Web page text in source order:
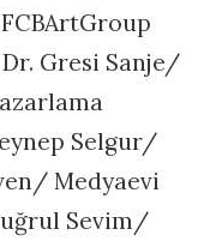
Gresi Sanje/
Selgur/
Medyaevi
Sevim/